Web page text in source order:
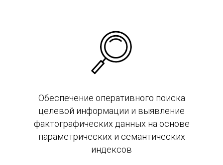
Обеспечение оперативного поиска
целевой информации и выявление
фактографических данных на основе
параметрических и семантических
индексов